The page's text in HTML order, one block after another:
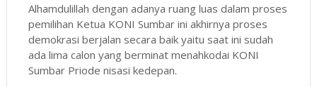
Alhamdulillah dengan adanya ruang luas dalam proses
pemilihan Ketua KONI Sumbar ini akhirnya proses
demokrasi berjalan secara baik yaitu saat ini sudah
ada lima calon yang berminat menahkodai KONI
Sumbar Priode nisasi kedepan.